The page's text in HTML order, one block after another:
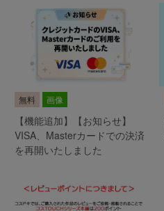
無料 画像
【機能追加】【お知らせ】
VISA、Masterカードでの決済
を再開いたしました